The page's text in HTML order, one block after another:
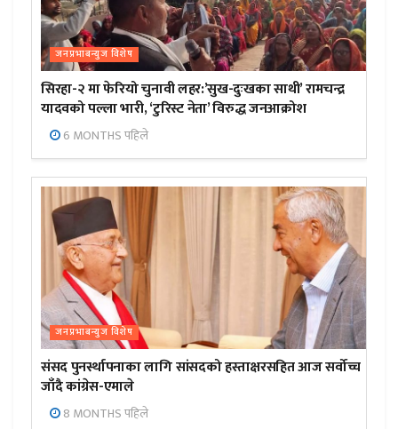
जनप्रभाबन्युज विशेष
सिरहा-२ मा फेरियो चुनावी लहर:’सुख-दुःखका साथी’ रामचन्द्र
यादवको पल्ला भारी, ‘टुरिस्ट नेता’ विरुद्ध जनआक्रोश
6 MONTHS पहिले
जनप्रभाबन्युज विशेष
संसद पुनर्स्थापनाका लागि सांसदको हस्ताक्षरसहित आज सर्वोच्च
जाँदै कांग्रेस-एमाले
8 MONTHS पहिले